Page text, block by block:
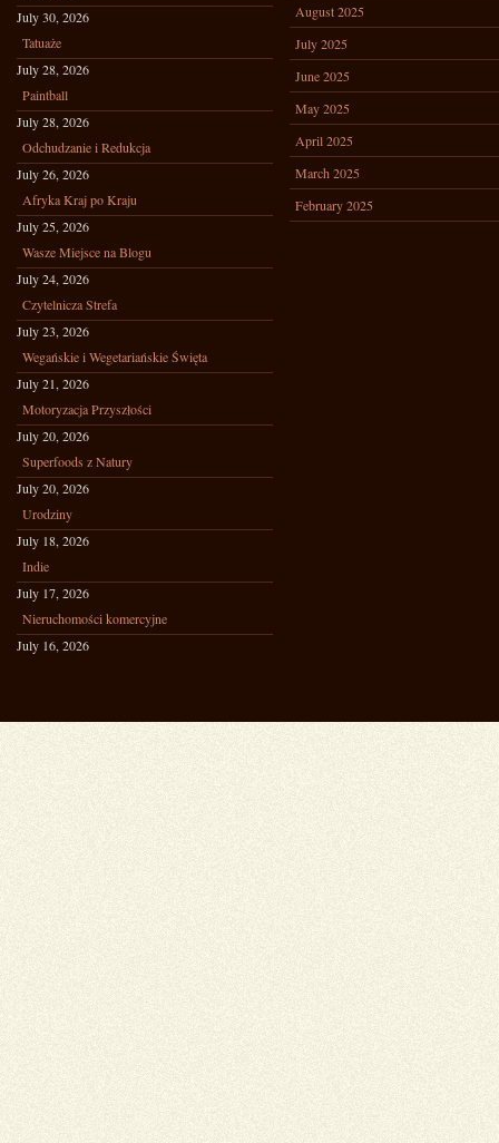
July 30, 2026
Tatuaże
July 28, 2026
Paintball
July 28, 2026
Odchudzanie i Redukcja
July 26, 2026
Afryka Kraj po Kraju
July 25, 2026
Wasze Miejsce na Blogu
July 24, 2026
Czytelnicza Strefa
July 23, 2026
Wegańskie i Wegetariańskie Święta
July 21, 2026
Motoryzacja Przyszłości
July 20, 2026
Superfoods z Natury
July 20, 2026
Urodziny
July 18, 2026
Indie
July 17, 2026
Nieruchomości komercyjne
July 16, 2026
August 2025
July 2025
June 2025
May 2025
April 2025
March 2025
February 2025